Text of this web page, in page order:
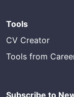
Tools
CV Creator
Tools from